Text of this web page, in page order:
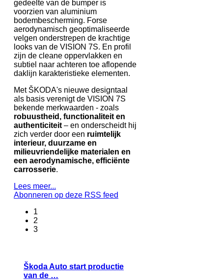
gedeelte van de bumper is
voorzien van aluminium
bodembescherming. Forse
aerodynamisch geoptimaliseerde
velgen onderstrepen de krachtige
looks van de VISION 7S. En profil
zijn de cleane oppervlakken en
subtiel naar achteren toe aflopende
daklijn karakteristieke elementen.
Met ŠKODA's nieuwe designtaal
als basis verenigt de VISION 7S
bekende merkwaarden - zoals
robuustheid, functionaliteit en
authenticiteit– en onderscheidt hij
zich verder door een ruimtelijk
interieur, duurzame en
milieuvriendelijke materialen en
een aerodynamische, efficiënte
carrosserie.
Lees meer...
Abonneren op deze RSS feed
1
2
3
Škoda Auto start productie
van de …